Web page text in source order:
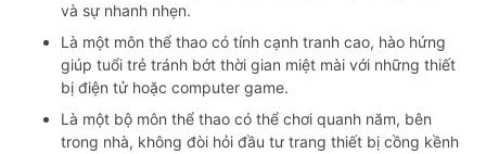
và sự nhanh nhẹn.
Là một môn thể thao có tính cạnh tranh cao, hào hứng
giúp tuổi trẻ tránh bớt thời gian miệt mài với những thiết
bị điện tử hoặc computer game.
Là một bộ môn thể thao có thể chơi quanh năm, bên
trong nhà, không đòi hỏi đầu tư trang thiết bị cồng kềnh